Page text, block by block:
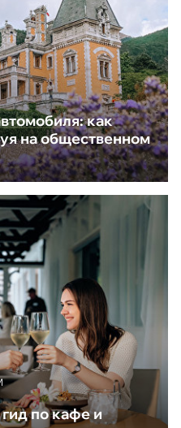
как
на общественном
по кафе и